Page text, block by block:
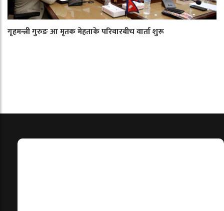
गृहमन्त्री गुरुङ आ मृतक मेहताके परिवारबीच वार्ता शुरू